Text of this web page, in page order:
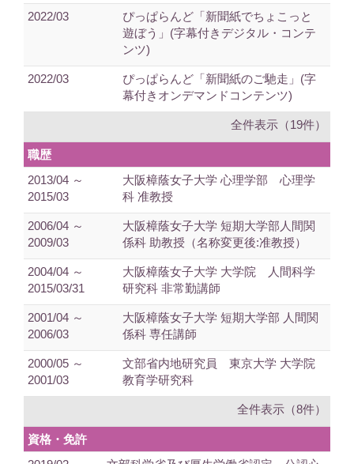
2022/03
ぴっぱらんど「新聞紙でちょこっと
遊ぼう」(字幕付きデジタル・コンテ
ンツ)
2022/03
ぴっぱらんど「新聞紙のご馳走」(字
幕付きオンデマンドコンテンツ)
全件表示（19件）
職歴
2013/04 ～
2015/03
大阪樟蔭女子大学 心理学部 心理学
科 准教授
2006/04 ～
2009/03
大阪樟蔭女子大学 短期大学部人間関
係科 助教授（名称変更後:准教授）
2004/04 ～
2015/03/31
大阪樟蔭女子大学 大学院 人間科学
研究科 非常勤講師
2001/04 ～
2006/03
大阪樟蔭女子大学 短期大学部 人間関
係科 専任講師
2000/05 ～
2001/03
文部省内地研究員 東京大学 大学院
教育学研究科
全件表示（8件）
資格・免許